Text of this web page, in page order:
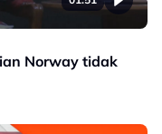
Norway tidak